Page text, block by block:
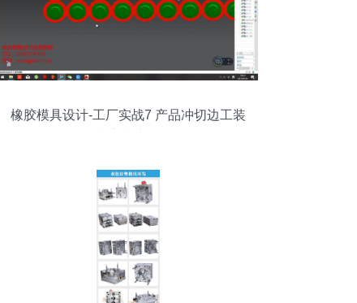
橡胶模具设计-工厂实战7 产品冲切边工装